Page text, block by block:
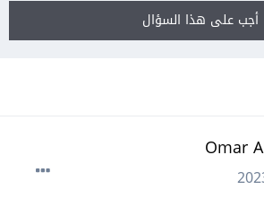
أجب على هذا السؤال
Omar